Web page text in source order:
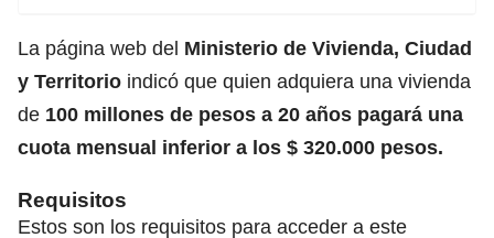
La página web del Ministerio de Vivienda, Ciudad
y Territorio indicó que quien adquiera una vivienda
de 100 millones de pesos a 20 años pagará una
cuota mensual inferior a los $ 320.000 pesos.
Requisitos
Estos son los requisitos para acceder a este